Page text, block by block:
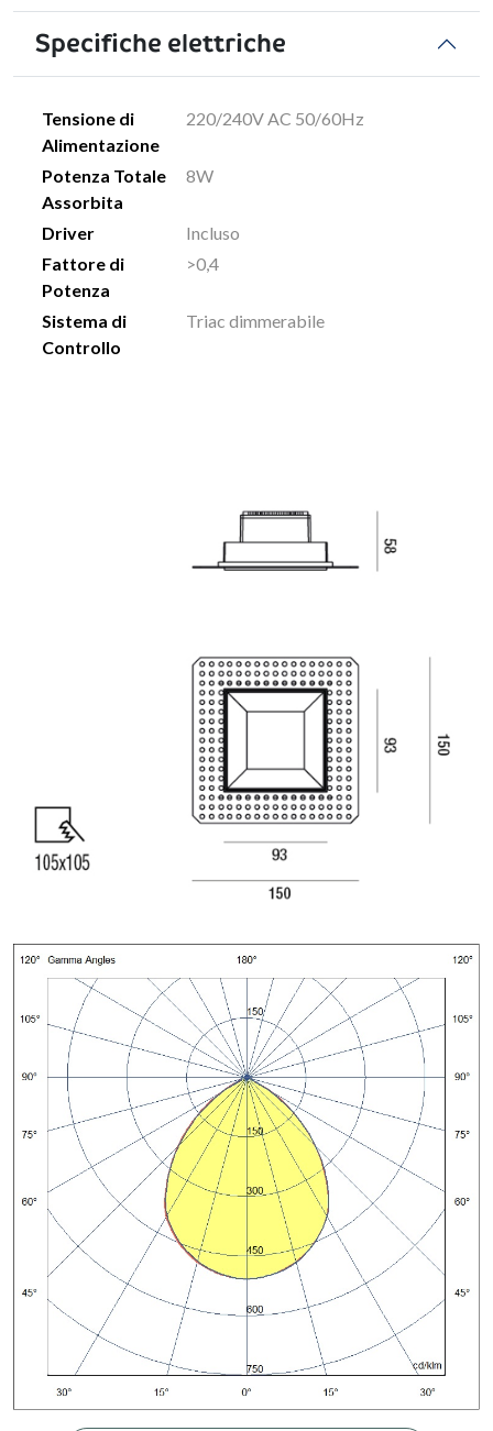
Specifiche elettriche
Tensione di
Alimentazione
220/240V AC 50/60Hz
Potenza Totale
Assorbita
8W
Driver
Incluso
Fattore di
Potenza
>0,4
Sistema di
Controllo
Triac dimmerabile